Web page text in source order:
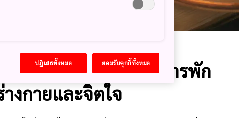
ริป: การท่องเที่ยวเพื่อการพัก
งกายและจิตใจ
ปฏิเสธทั้งหมด ยอมรับคุกกี้ทั้งหมด